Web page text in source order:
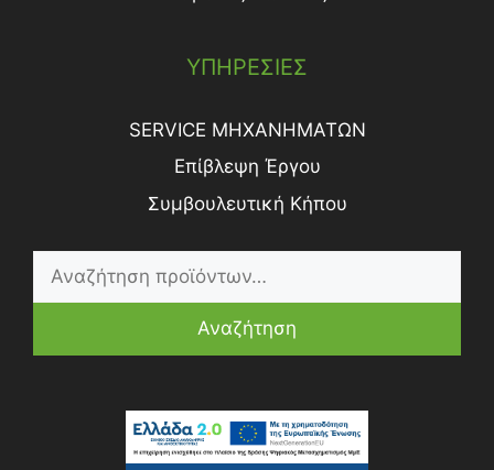
ΥΠΗΡΕΣΙΕΣ
SERVICE ΜΗΧΑΝΗΜΑΤΩΝ
Επίβλεψη Έργου
Συμβουλευτική Κήπου
Αναζήτηση